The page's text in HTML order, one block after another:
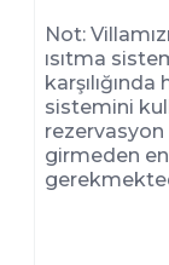
Not:
ısıtma
sistemini
rezervasyon
girmeden